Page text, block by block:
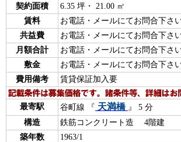
契約面積
6.35 坪・ 21.00 ㎡
賃料
お電話・メールにてお問合下さい
共益費
お電話・メールにてお問合下さい
月額合計
お電話・メールにてお問合下さい
敷金
お電話・メールにてお問合下さい
費用備考
賃貸保証加入要
最寄駅 谷町線 『 天満橋 』 5 分
構造
鉄筋コンクリート造 4階建
築年数
1963/1